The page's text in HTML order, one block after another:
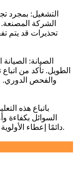
الشركة
تحذيرات قد يتم
الطويل. تأكد من
والفحص
باتباع هذه
السوائل بكفاءة
دائمًا إعطاء الأولوية للسلامة والصيانة لضمان طول عمر المضخة.